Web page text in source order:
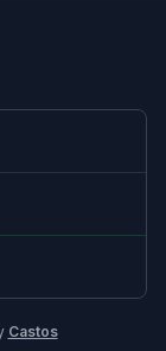
Castos